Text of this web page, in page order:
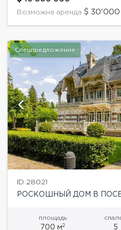
мировым именем. Потолки в
Возможна аренда 30'000
Спецпредложение
ID 28021
РОСКОШНЫЙ ДОМ В
площадь
700 м2 5